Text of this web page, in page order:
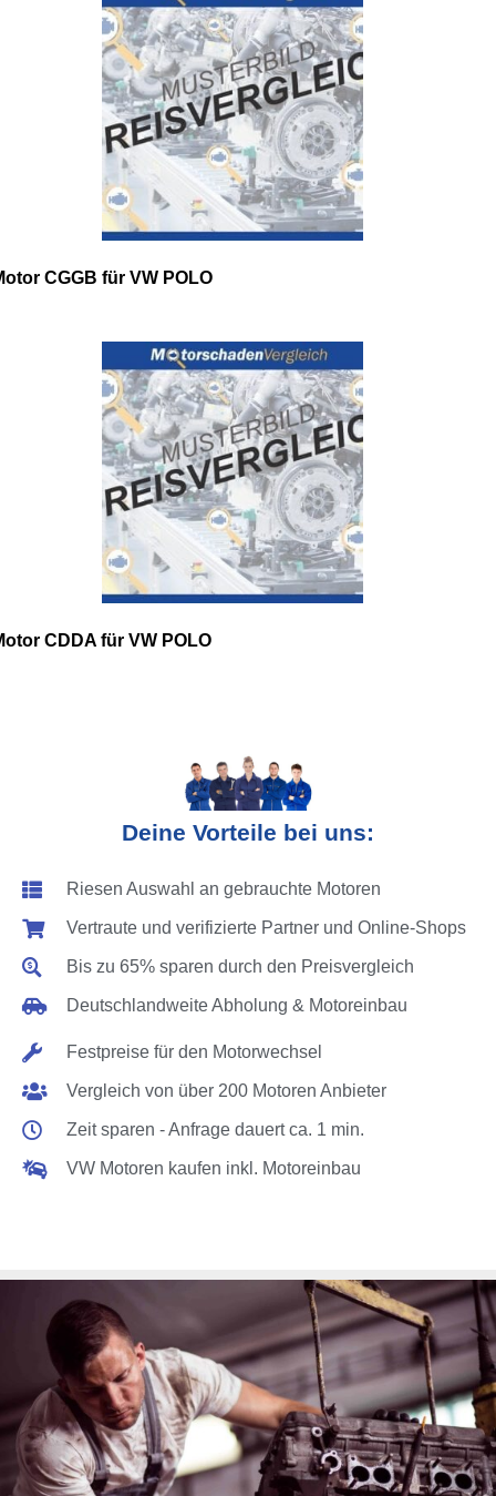
CGGB für VW POLO
CDDA für VW POLO
Deine Vorteile bei uns:
Riesen Auswahl an gebrauchte Motoren
Vertraute und verifizierte Partner und Online-Shops
Bis zu 65% sparen durch den Preisvergleich
Deutschlandweite Abholung & Motoreinbau
Festpreise für den Motorwechsel
Vergleich von über 200 Motoren Anbieter
Zeit sparen - Anfrage dauert ca. 1 min.
VW Motoren kaufen inkl. Motoreinbau